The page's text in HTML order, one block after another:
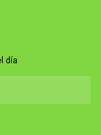
día